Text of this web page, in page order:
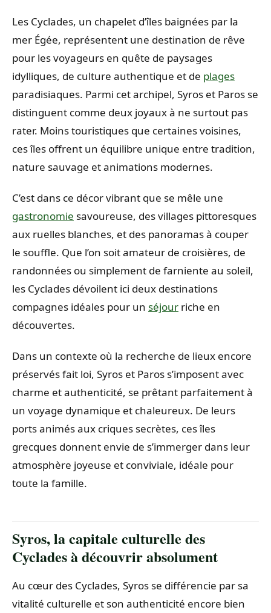
Les Cyclades, un chapelet d’îles baignées par la
mer Égée, représentent une destination de rêve
pour les voyageurs en quête de paysages
idylliques, de culture authentique et de plages
paradisiaques. Parmi cet archipel, Syros et Paros se
distinguent comme deux joyaux à ne surtout pas
rater. Moins touristiques que certaines voisines,
ces îles offrent un équilibre unique entre tradition,
nature sauvage et animations modernes.
C’est dans ce décor vibrant que se mêle une
gastronomie savoureuse, des villages pittoresques
aux ruelles blanches, et des panoramas à couper
le souffle. Que l’on soit amateur de croisières, de
randonnées ou simplement de farniente au soleil,
les Cyclades dévoilent ici deux destinations
compagnes idéales pour un séjour riche en
découvertes.
Dans un contexte où la recherche de lieux encore
préservés fait loi, Syros et Paros s’imposent avec
charme et authenticité, se prêtant parfaitement à
un voyage dynamique et chaleureux. De leurs
ports animés aux criques secrètes, ces îles
grecques donnent envie de s’immerger dans leur
atmosphère joyeuse et conviviale, idéale pour
toute la famille.
Syros, la capitale culturelle des
Cyclades à découvrir absolument
Au cœur des Cyclades, Syros se différencie par sa
vitalité culturelle et son authenticité encore bien